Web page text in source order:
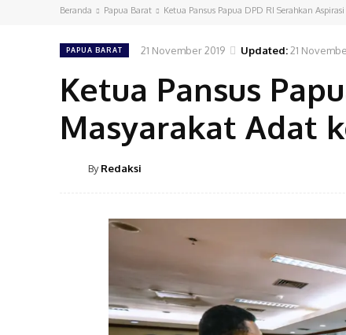
Beranda Papua Barat Ketua Pansus Papua DPD RI Serahkan
PAPUA BARAT 21 November 2019 Updated:21
Ketua Pansus
Masyarakat Adat
By Redaksi